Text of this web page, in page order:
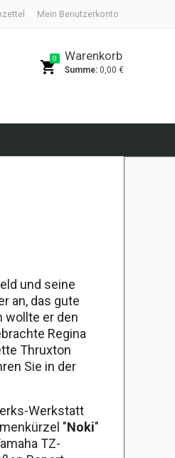
Mein Benutzerkonto
shopping_cart
0 Warenkorb
Summe: 0,00 €
und seine
an, das gute
wollte er den
Regina
Thruxton
Sie in der
Werkstatt
"Noki"
TZ-